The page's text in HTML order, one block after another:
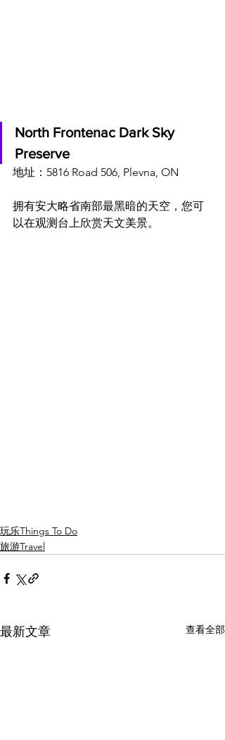
North Frontenac Dark Sky
Preserve
地址：5816 Road 506, Plevna, ON
拥有安大略省南部最黑暗的天空，您可
以在观测台上欣赏天文美景。
玩乐Things To Do
旅游Travel
最新文章 查看全部